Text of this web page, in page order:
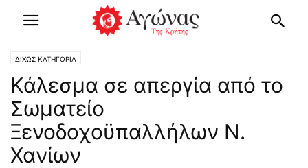
ΔΙΧΩΣ ΚΑΤΗΓΟΡΙΑ
Κάλεσμα σε απεργία από το
Σωματείο
Ξενοδοχοϋπαλλήλων Ν.
Χανίων